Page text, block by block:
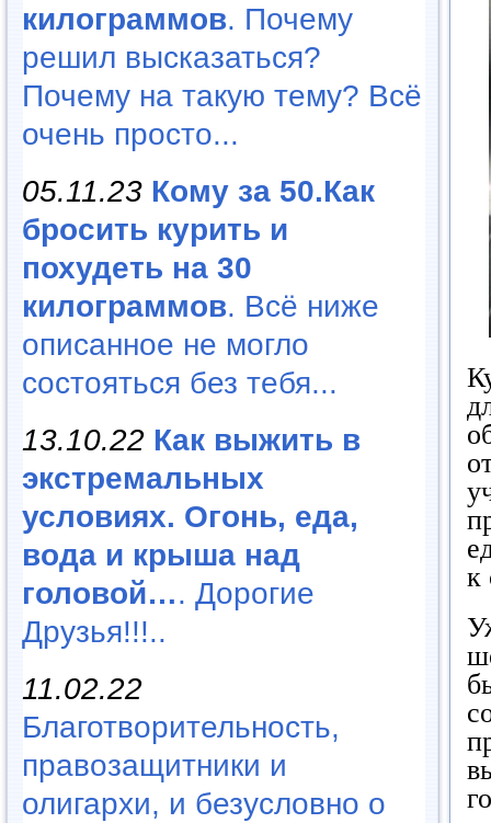
килограммов. Почему
решил высказаться?
Почему на такую тему? Всё
очень просто...
05.11.23 Кому за 50.Как
бросить курить и
похудеть на 30
килограммов. Всё ниже
описанное не могло
состояться без тебя...
13.10.22 Как выжить в
экстремальных
условиях. Огонь, еда,
вода и крыша над
головой…. Дорогие
Друзья!!!..
11.02.22
Благотворительность,
правозащитники и
олигархи, и безусловно о
к